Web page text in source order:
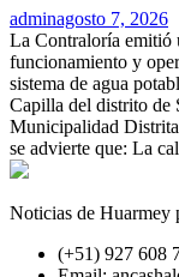
adminagosto 7, 2026
La Contraloría emitió
funcionamiento y
sistema de agua
Capilla del distrito de
Municipalidad
se advierte que: La
Noticias de Huarmey
(+51) 927 608